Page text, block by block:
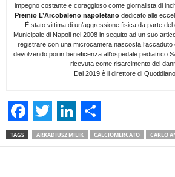
impegno costante e coraggioso come giornalista di
Premio L’Arcobaleno napoletano dedicato alle
È stato vittima di un’aggressione fisica da parte
Municipale di Napoli nel 2008 in seguito ad un suo
registrare con una microcamera nascosta l’accaduto
devolvendo poi in beneficenza all’ospedale pediatrico
ricevuta come risarcimento del
Dal 2019 è il direttore di
F
a
T
w
L
i
S
h
TAGS ARKADIUSZ MILIK CALCIOMERCATO CARLO